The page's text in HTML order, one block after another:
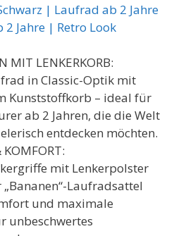
Schwarz | Laufrad ab 2 Jahre
Jahre | Retro Look
MIT LENKERKORB:
in Classic-Optik mit
Kunststoffkorb – ideal für
ab 2 Jahren, die die Welt
entdecken möchten.
KOMFORT:
mit Lenkerpolster
Laufradsattel
und maximale
unbeschwertes